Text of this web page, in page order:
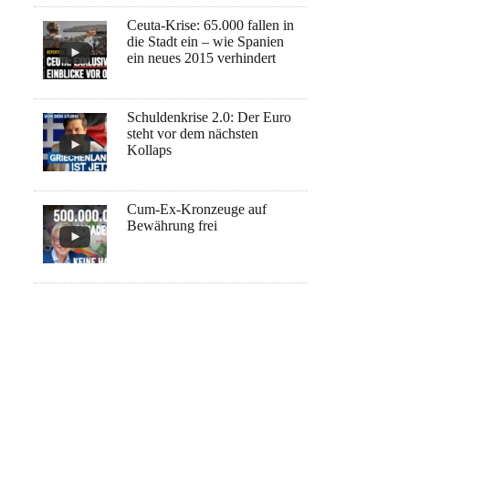
Ceuta-Krise: 65.000 fallen in
die Stadt ein – wie Spanien
ein neues 2015 verhindert
Schuldenkrise 2.0: Der Euro
steht vor dem nächsten
Kollaps
Cum-Ex-Kronzeuge auf
Bewährung frei